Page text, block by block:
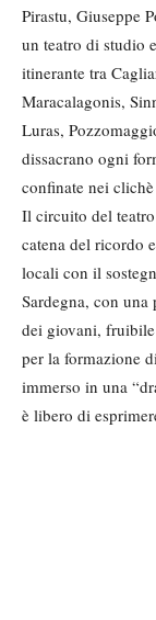
Pirastu, Giuseppe
un teatro di studio
itinerante tra
Maracalagonis,
Luras,
dissacrano ogni
confinate nei
Il circuito del
catena del ricordo
locali con il
Sardegna, con
dei giovani,
per la formazione
immerso in una
è libero di